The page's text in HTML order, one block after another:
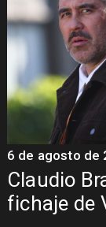
Claudio
fichaje de
6 de agosto de